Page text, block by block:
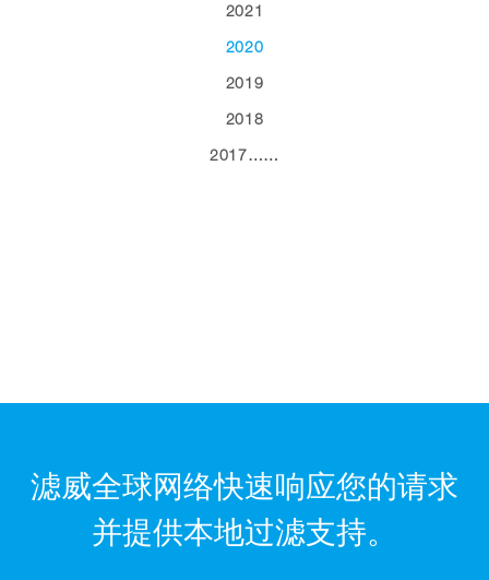
2021
2020
2019
2018
2017……
滤威全球网络快速响应您的请求
并提供本地过滤支持。